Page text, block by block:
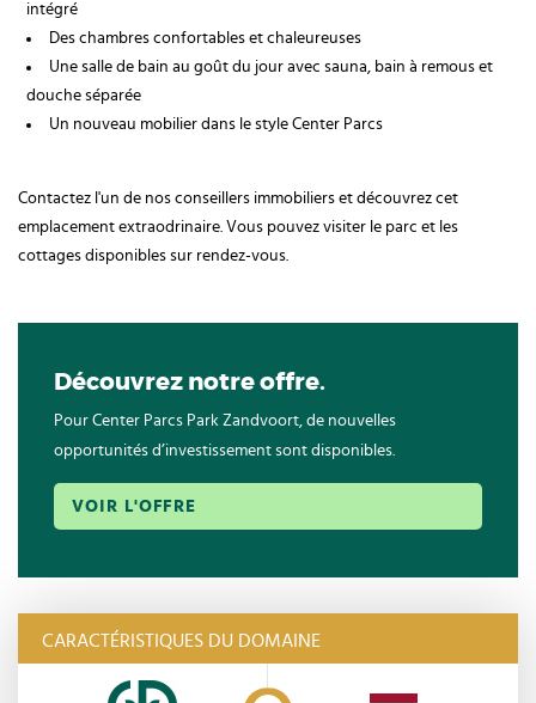
intégré
Des chambres confortables et chaleureuses
Une salle de bain au goût du jour avec sauna, bain à remous et
douche séparée
Un nouveau mobilier dans le style Center Parcs
Contactez l'un de nos conseillers immobiliers et découvrez cet
emplacement extraodrinaire. Vous pouvez visiter le parc et les
cottages disponibles sur rendez-vous.
Découvrez notre offre.
Pour Center Parcs Park Zandvoort, de nouvelles
opportunités d’investissement sont disponibles.
VOIR L'OFFRE
CARACTÉRISTIQUES DU DOMAINE